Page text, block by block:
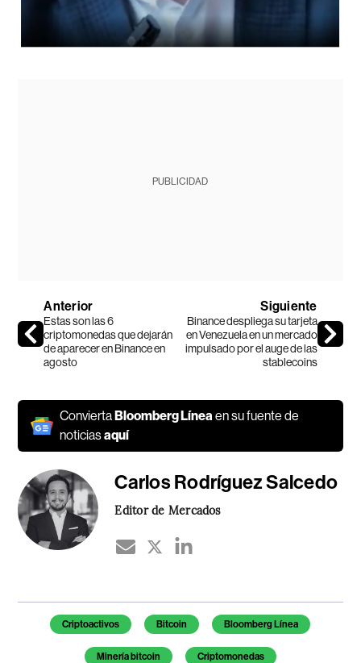
PUBLICIDAD
Anterior
Estas son las 6
criptomonedas que dejarán
de aparecer en Binance en
agosto
Siguiente
Binance despliega su tarjeta
en Venezuela en un mercado
impulsado por el auge de las
stablecoins
ConviertaBloomberg Líneaen su fuente de
noticiasaquí
Carlos Rodríguez Salcedo
Editor de Mercados
Temas de este artículo
Criptoactivos Bitcoin Bloomberg Línea
Minería bitcoin Criptomonedas